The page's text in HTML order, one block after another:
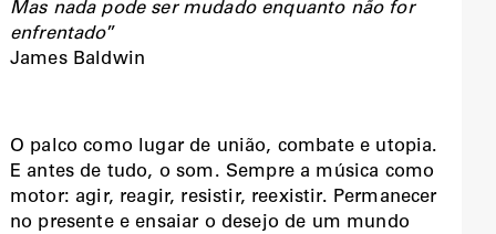
Mas nada pode ser mudado enquanto não for
enfrentado”
James Baldwin
O palco como lugar de união, combate e utopia.
E antes de tudo, o som. Sempre a música como
motor: agir, reagir, resistir, reexistir. Permanecer
no presente e ensaiar o desejo de um mundo